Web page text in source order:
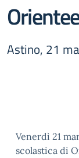
Astino, 21
Venerdì 21
scolastica di